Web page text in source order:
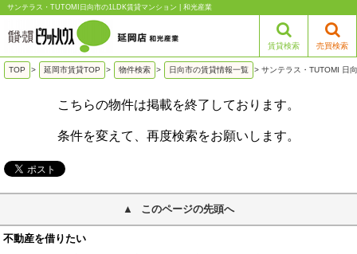
サンテラス・TUTOMI日向市の1LDK賃貸マンション | 和光産業
賃貸検索 売買検索
TOP > 延岡市賃貸TOP > 物件検索 > 日向市の賃貸情報一覧 > サンテラス・TUTOMI 日
こちらの物件は掲載を終了しております。
条件を変えて、再度検索をお願いします。
このページの先頭へ
不動産を借りたい